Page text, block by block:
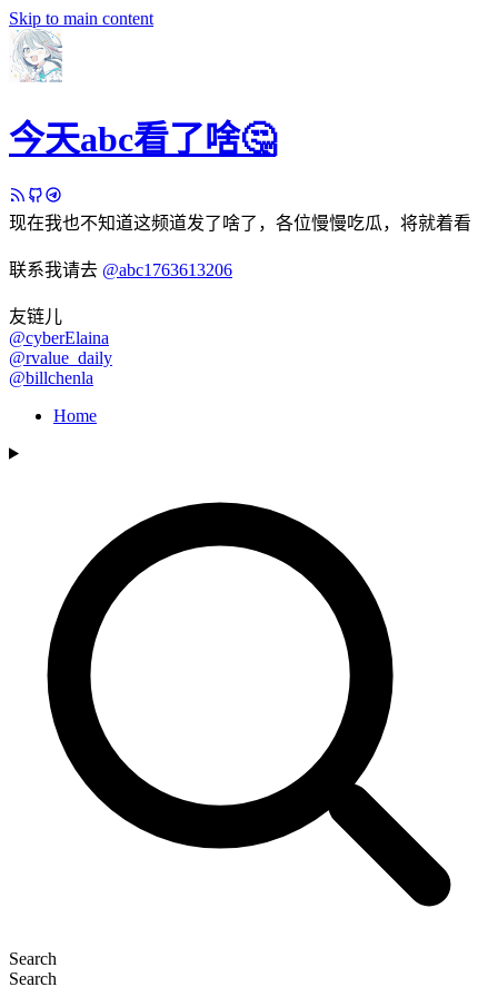
Skip to main content
今天abc看了啥🤔
现在我也不知道这频道发了啥了，各位慢慢吃瓜，将就着看
联系我请去 @abc1763613206
友链儿
@cyberElaina
@rvalue_daily
@billchenla
Home
Search
Search